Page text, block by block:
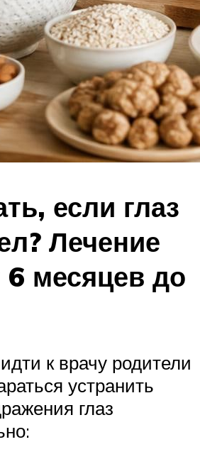
если глаз
Лечение
6 месяцев до
к врачу родители
устранить
глаз